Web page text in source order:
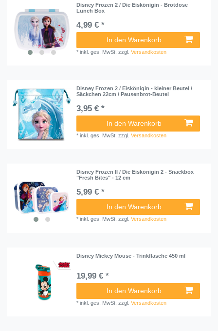
Disney Frozen 2 / Die Eiskönigin - Brotdose
Lunch Box
4,99 € *
In den Warenkorb
*inkl. ges. MwSt. zzgl.Versandkosten
Disney Frozen 2 / Eiskönigin - kleiner Beutel /
Säckchen 22cm / Pausenbrot-Beutel
3,95 € *
In den Warenkorb
*inkl. ges. MwSt. zzgl.Versandkosten
Disney Frozen II / Die Eiskönigin 2 - Snackbox
"Fresh Bites" - 12 cm
5,99 € *
In den Warenkorb
*inkl. ges. MwSt. zzgl.Versandkosten
Disney Mickey Mouse - Trinkflasche 450 ml
19,99 € *
In den Warenkorb
*inkl. ges. MwSt. zzgl.Versandkosten